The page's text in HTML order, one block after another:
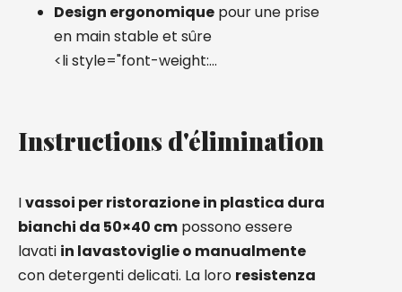
Design ergonomique pour une prise
en main stable et sûre
<li style="font-weight:…
Instructions d'élimination
Ivassoi per ristorazione in plastica dura
bianchi da 50×40 cm possono essere
lavati in lavastoviglie o manualmente
con detergenti delicati. La loro resistenza